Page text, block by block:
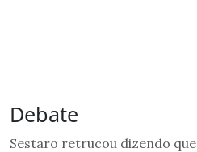
Debate
Sestaro retrucou dizendo que